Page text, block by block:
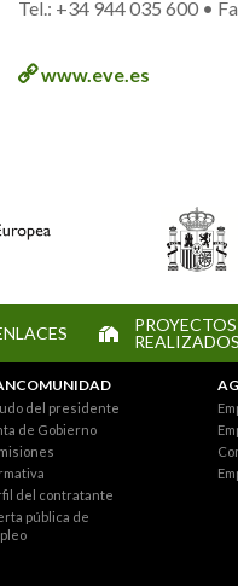
Tel.: +34 944 035 600 •
www.eve.es
PROYECTOS
REALIZADOS
del presidente
de Gobierno
del contratante
pública de